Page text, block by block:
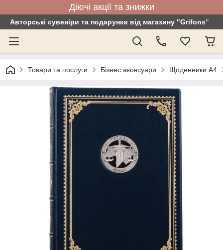
Діючі акції та знижки
Авторські сувеніри та подарунки від магазину "Grifons"
Товари та послуги Бізнес аксесуари Щоденники А4